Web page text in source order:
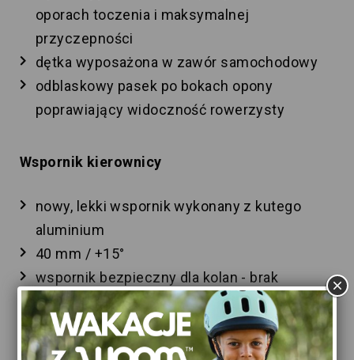
oporach toczenia i maksymalnej
przyczepności
dętka wyposażona w zawór samochodowy
odblaskowy pasek po bokach opony
poprawiający widoczność rowerzysty
Wspornik kierownicy
nowy, lekki wspornik wykonany z kutego
aluminium
40 mm / +15°
wspornik bezpieczny dla kolan - brak
wystających śrub
wspornik mocowany przy pomocy śrub
imbusowych